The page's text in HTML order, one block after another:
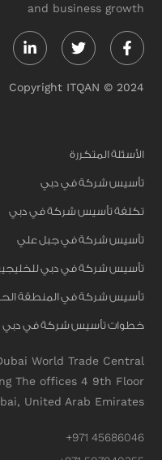
and business growth
in f
Copyright ITQAN © 2024
الأسئلة المتكررة
تأسيس شركة في دبي
تكلفة تأسيس شركة في دبي
تأسيس شركة في جبل علي
تأسيس شركة في دبي
تأسيس شركة في المنطقة
خطوات تأسيس شركة في دبي
World Trade Central
The offices 4 9th Floor
United Arab Emirates
+971 45686046